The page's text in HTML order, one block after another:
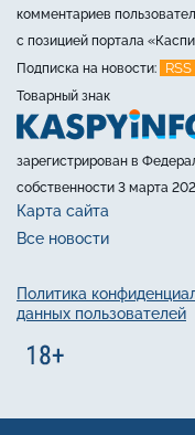
комментариев
с позицией портала
Подписка на новости:
RSS
Товарный знак
зарегистрирован в
собственности 3 марта
Карта сайта
Все новости
Политика
данных пользователей